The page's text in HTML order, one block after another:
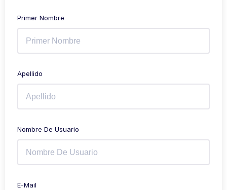
Primer Nombre
Apellido
Nombre De Usuario
E-Mail